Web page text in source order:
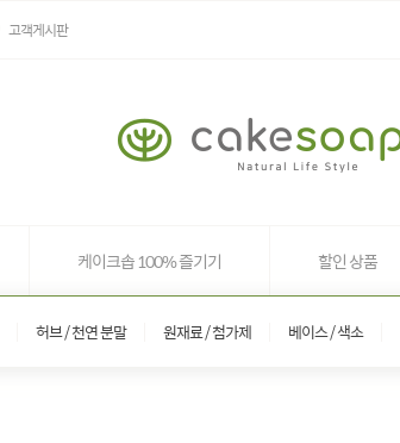
고객게시판
케이크솝 100% 즐기기 할인 상품
허브 / 천연 분말 원재료 / 첨가제 베이스 / 색소